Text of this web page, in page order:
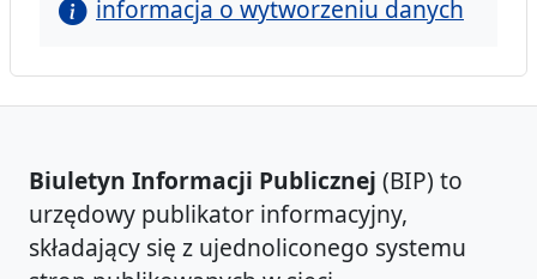
informacja o wytworzeniu danych
Biuletyn Informacji Publicznej (BIP) to
urzędowy publikator informacyjny,
składający się z ujednoliconego systemu